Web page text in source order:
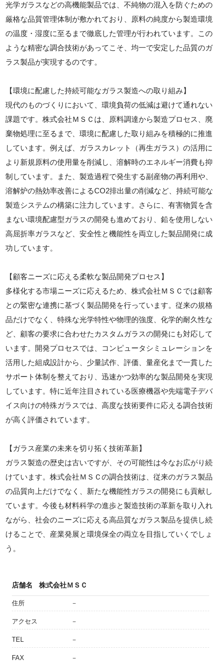
光学ガラスなどの高機能製品では、不純物の混入を防ぐための
厳格な品質管理体制が敷かれており、原料の純度から製造環境
の温度・湿度に至るまで徹底した管理が行われています。この
ような精密な調合技術があってこそ、均一で安定した品質のガ
ラス製品が実現するのです。
【環境に配慮した持続可能なガラス製造への取り組み】
現代のものづくりにおいて、環境負荷の低減は避けて通れない
課題です。株式会社ＭＳＣは、原料調達から製造プロセス、廃
棄物処理に至るまで、環境に配慮した取り組みを積極的に推進
しています。例えば、ガラスカレット（再生ガラス）の活用に
より新規原料の使用量を削減し、溶解時のエネルギー消費も抑
制しています。また、製造過程で発生する副産物の再利用や、
溶解炉の熱効率改善によるCO2排出量の削減など、持続可能な
製造システムの構築に注力しています。さらに、有害物質を含
まない環境配慮型ガラスの開発も進めており、鉛を使用しない
高屈折率ガラスなど、安全性と機能性を両立した製品開発に成
功しています。
【顧客ニーズに応える柔軟な製品開発プロセス】
多様化する市場ニーズに応えるため、株式会社ＭＳＣでは顧客
との緊密な連携に基づく製品開発を行っています。従来の規格
品だけでなく、特殊な光学特性や物理的強度、化学的耐久性な
ど、顧客の要求に合わせたカスタムガラスの開発にも対応して
います。開発プロセスでは、コンピュータシミュレーションを
活用した組成設計から、少量試作、評価、量産化まで一貫した
サポート体制を整えており、迅速かつ効率的な製品開発を実現
しています。特に近年注目されている医療機器や先端電子デバ
イス向けの特殊ガラスでは、高度な技術要件に応える調合技術
が高く評価されています。
【ガラス産業の未来を切り拓く技術革新】
ガラス製造の歴史は古いですが、その可能性は今なお広がり続
けています。株式会社ＭＳＣの調合技術は、従来のガラス製品
の品質向上だけでなく、新たな機能性ガラスの開発にも貢献し
ています。今後も材料科学の進歩と製造技術の革新を取り入れ
ながら、社会のニーズに応える高品質なガラス製品を提供し続
けることで、産業発展と環境保全の両立を目指していくでしょ
う。
店舗名 株式会社ＭＳＣ
住所 －
アクセス －
TEL －
FAX －